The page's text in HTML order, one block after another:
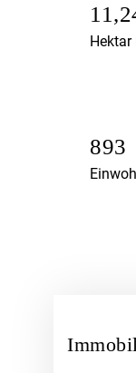
Hektar
893